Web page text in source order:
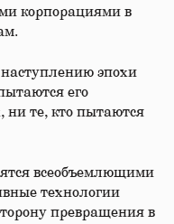
корпорациями в
эпохи
его
ни те, кто пытаются
всеобъемлющими
технологии
превращения в